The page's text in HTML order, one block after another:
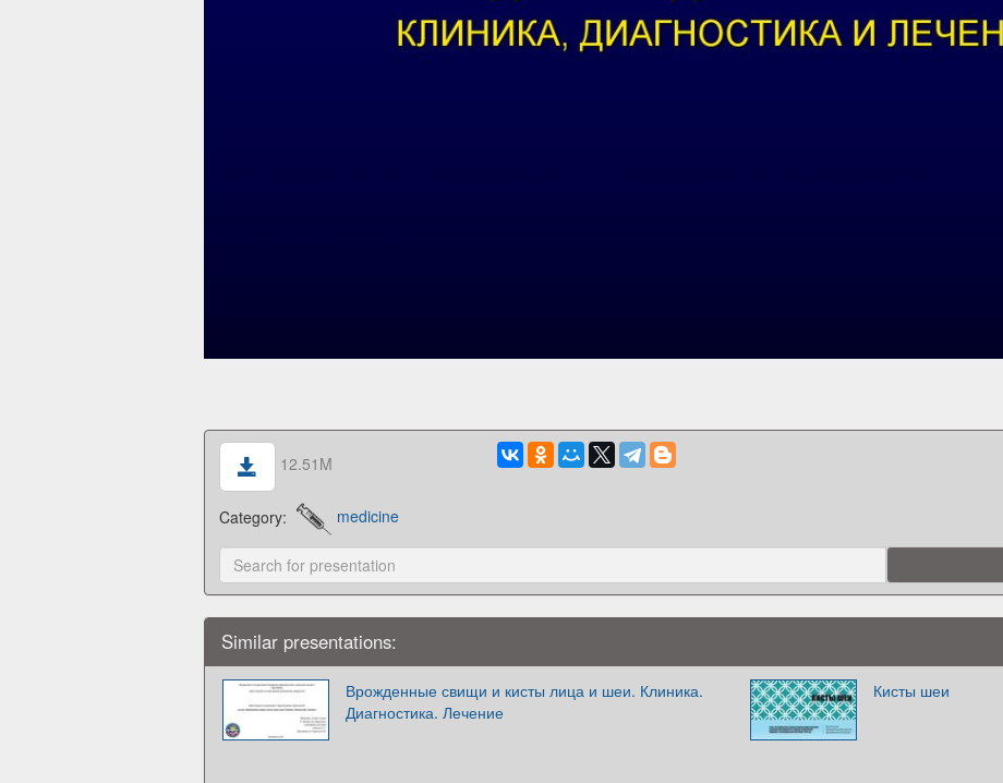
12.51M
Category: medicine
Similar presentations:
Врожденные свищи и кисты лица и шеи. Клиника.
Диагностика. Лечение
Кисты шеи